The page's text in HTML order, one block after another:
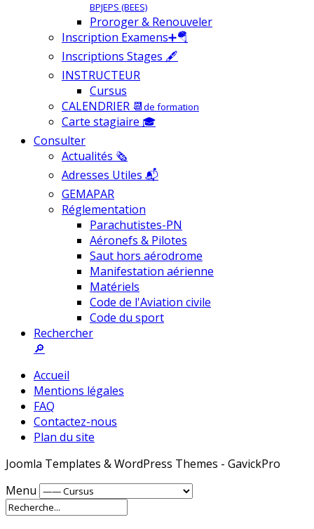
BPJEPS (BEES)
Proroger & Renouveler
Inscription Examens➕🪂
Inscriptions Stages 🖋
INSTRUCTEUR
Cursus
CALENDRIER 📆de formation
Carte stagiaire 🎓
Consulter
Actualités 🗞
Adresses Utiles 📬
GEMAPAR
Réglementation
Parachutistes-PN
Aéronefs & Pilotes
Saut hors aérodrome
Manifestation aérienne
Matériels
Code de l'Aviation civile
Code du sport
Rechercher
🔎
Accueil
Mentions légales
FAQ
Contactez-nous
Plan du site
Joomla Templates & WordPress Themes - GavickPro
Menu